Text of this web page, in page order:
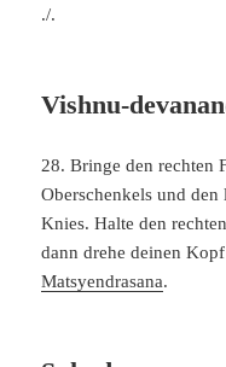
./.
Vishnu-
28. Bringe den rechten
Oberschenkels und
Knies. Halte den
dann drehe deinen
Matsyendrasana.